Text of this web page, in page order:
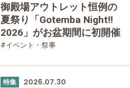
御殿場アウトレット恒例の
夏祭り「Gotemba Night!!
2026」がお盆期間に初開催
#イベント・祭事
特集 2026.07.30